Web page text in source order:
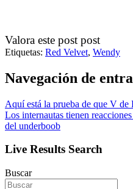
Valora este post post
Etiquetas: Red Velvet, Wendy
Navegación de
Aquí está la prueba de que V
Los internautas tienen
del underboob
Live Results Search
Buscar